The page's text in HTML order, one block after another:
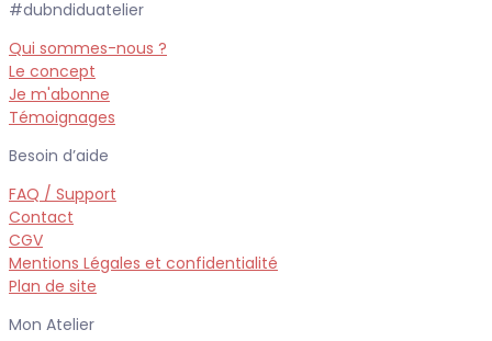
#dubndiduatelier
Qui sommes-nous ?
Le concept
Je m'abonne
Témoignages
Besoin d’aide
FAQ / Support
Contact
CGV
Mentions Légales et confidentialité
Plan de site
Mon Atelier